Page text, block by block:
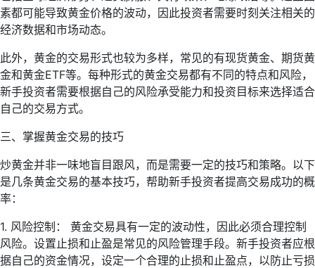
素都可能导致黄金价格的波动，因此投资者需要时刻关注相关的
经济数据和市场动态。
此外，黄金的交易形式也较为多样，常见的有现货黄金、期货黄
金和黄金ETF等。每种形式的黄金交易都有不同的特点和风险，
新手投资者需要根据自己的风险承受能力和投资目标来选择适合
自己的交易方式。
三、掌握黄金交易的技巧
炒黄金并非一味地盲目跟风，而是需要一定的技巧和策略。以下
是几条黄金交易的基本技巧，帮助新手投资者提高交易成功的概
率：
1. 风险控制： 黄金交易具有一定的波动性，因此必须合理控制
风险。设置止损和止盈是常见的风险管理手段。新手投资者应根
据自己的资金情况，设定一个合理的止损和止盈点，以防止亏损